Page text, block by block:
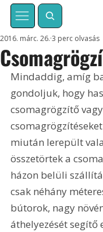
2016. márc. 26. 3 perc olvasás
Mindaddig, amíg
gondoljuk, hogy
csomagrögzítő
miután lerepült
összetörtek a
házon belüli
csak néhány
bútorok, nagy
áthelyezését segítő